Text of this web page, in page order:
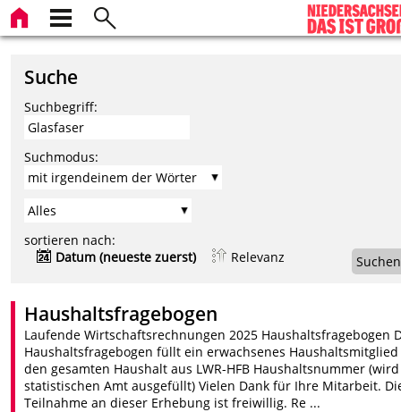
Suche
Suchbegriff:
Suchmodus:
sortieren nach:
Datum (neueste zuerst)
Relevanz Suchen
Haushaltsfragebogen
Laufende Wirtschaftsrechnungen 2025 Haushaltsfragebogen
Haushaltsfragebogen füllt ein erwachsenes
den gesamten Haushalt aus LWR-HFB Haushaltsnummer
statistischen Amt ausgefüllt) Vielen Dank für Ihre Mitarbeit.
Teilnahme an dieser Erhebung ist freiwillig. Re ...